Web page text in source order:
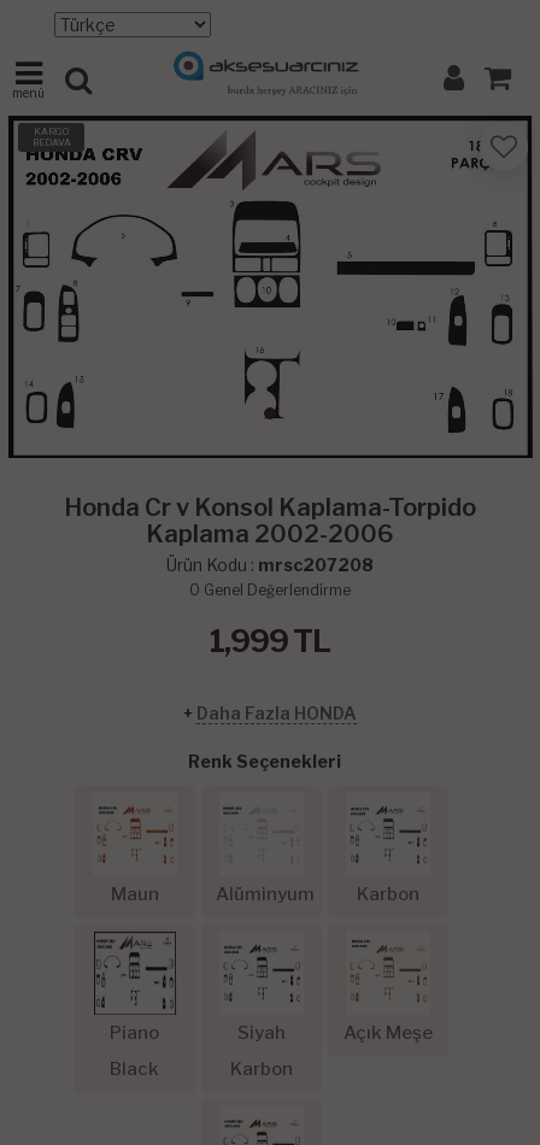
menü
KARGO
BEDAVA
Honda Cr v Konsol Kaplama-Torpido
Kaplama 2002-2006
Ürün Kodu : mrsc207208
0 Genel Değerlendirme
1,999TL
+ Daha Fazla HONDA
Renk Seçenekleri
Maun Alüminyum Karbon
Piano
Black
Siyah
Karbon
Açık Meşe